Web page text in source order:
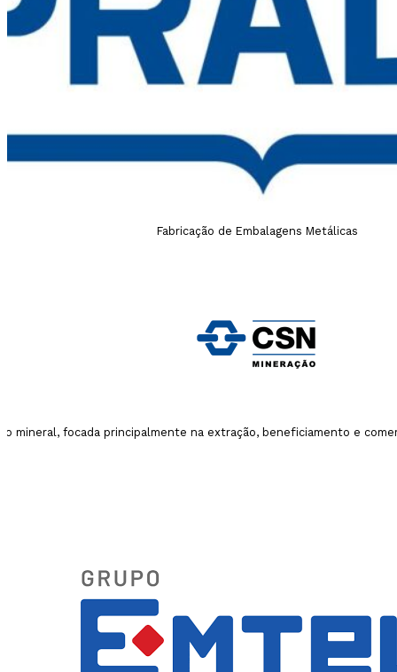
Fabricação de Embalagens Metálicas
mineral, focada principalmente na extração, beneficiamento e